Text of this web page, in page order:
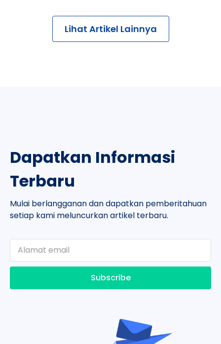
Lihat Artikel Lainnya
Dapatkan Informasi
Terbaru
Mulai berlangganan dan dapatkan pemberitahuan
setiap kami meluncurkan artikel terbaru.
Subscribe